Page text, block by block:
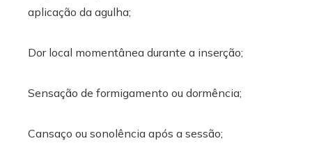
aplicação da agulha;
Dor local momentânea durante a inserção;
Sensação de formigamento ou dormência;
Cansaço ou sonolência após a sessão;